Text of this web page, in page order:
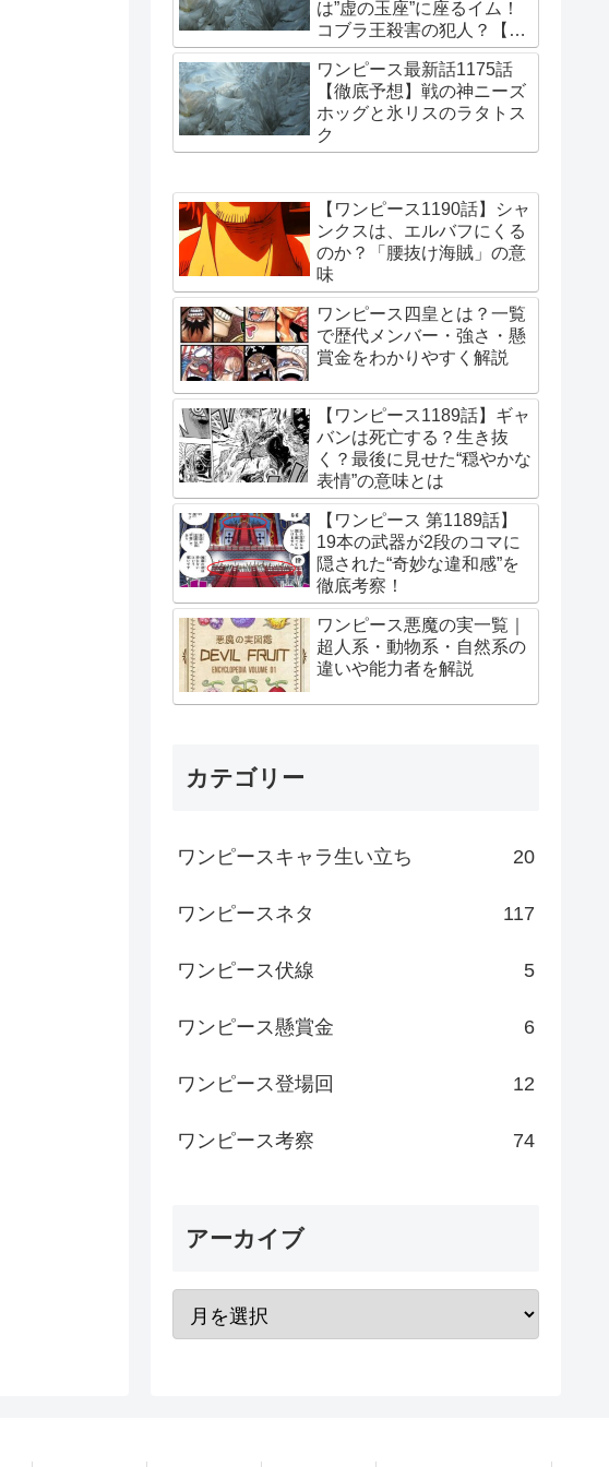
は”虚の玉座”に座るイム！
コブラ王殺害の犯人？【更
新・2026/7/15】
ワンピース最新話1175話
【徹底予想】戦の神ニーズ
ホッグと氷リスのラタトス
ク
【ワンピース1190話】シャ
ンクスは、エルバフにくる
のか？「腰抜け海賊」の意
味
ワンピース四皇とは？一覧
で歴代メンバー・強さ・懸
賞金をわかりやすく解説
【ワンピース1189話】ギャ
バンは死亡する？生き抜
く？最後に見せた“穏やかな
表情”の意味とは
【ワンピース 第1189話】
19本の武器が2段のコマに
隠された“奇妙な違和感”を
徹底考察！
ワンピース悪魔の実一覧｜
超人系・動物系・自然系の
違いや能力者を解説
カテゴリー
ワンピースキャラ生い立ち 20
ワンピースネタ 117
ワンピース伏線 5
ワンピース懸賞金 6
ワンピース登場回 12
ワンピース考察 74
アーカイブ